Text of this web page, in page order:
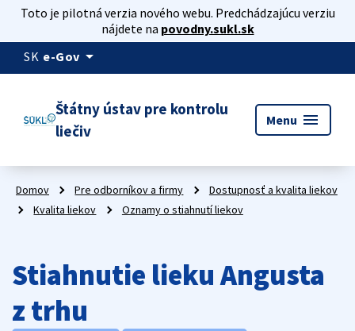
Toto je pilotná verzia nového webu. Predchádzajúcu verziu
nájdete na povodny.sukl.sk
SK e-Gov arrow_drop_down
Štátny ústav pre kontrolu
liečiv
Menu menu
Domov Pre odborníkov a firmy
Dostupnosť a kvalita liekov
Kvalita liekov
Oznamy o stiahnutí liekov
Stiahnutie lieku Angusta
z trhu